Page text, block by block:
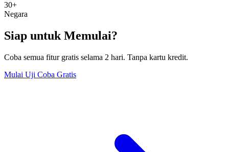
30+
Negara
Siap untuk Memulai?
Coba semua fitur gratis selama 2 hari. Tanpa kartu kredit.
Mulai Uji Coba Gratis